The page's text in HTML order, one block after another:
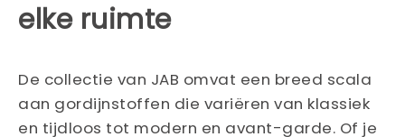
elke ruimte
De collectie van JAB omvat een breed scala
aan gordijnstoffen die variëren van klassiek
en tijdloos tot modern en avant-garde. Of je